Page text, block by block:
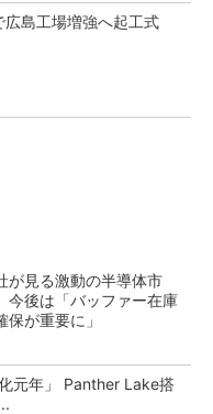
広島工場増強へ起工式
が見る激動の半導体市
後は「バッファー在庫
保が重要に」
元年」 Panther Lake搭